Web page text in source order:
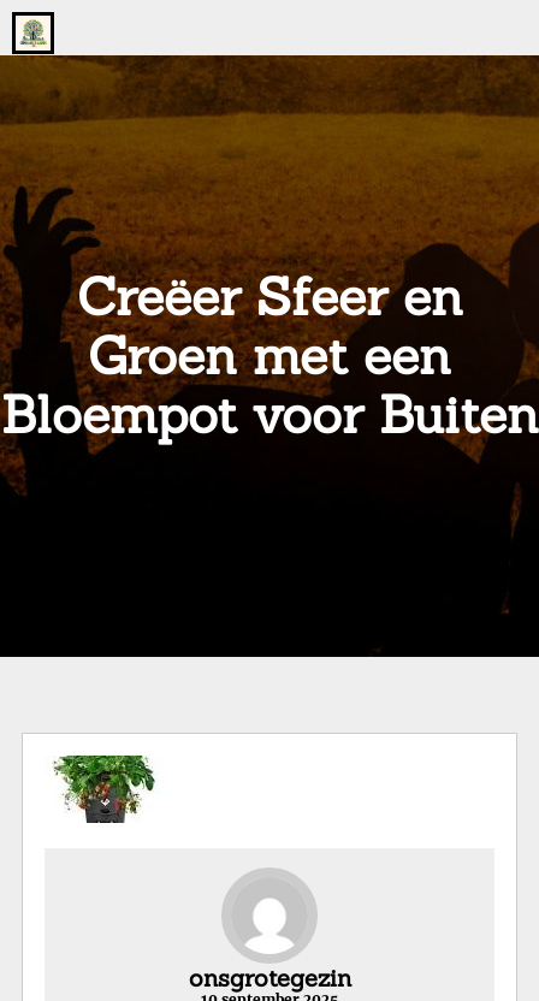
Go
to
home
page
onsgrotegezin.nl
Creëer Sfeer en
Groen met een
Bloempot voor Buiten
onsgrotegezin